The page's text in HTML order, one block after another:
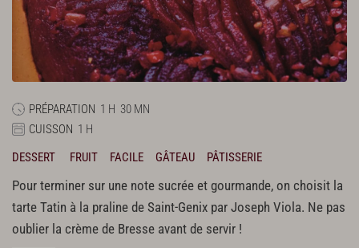
PRÉPARATION 1 H 30 MN
CUISSON 1 H
DESSERT
FRUIT FACILE GÂTEAU PÂTISSERIE
Pour terminer sur une note sucrée et gourmande, on choisit la
tarte Tatin à la praline de Saint-Genix par Joseph Viola. Ne pas
oublier la crème de Bresse avant de servir !